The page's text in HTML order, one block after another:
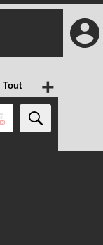
Tout +